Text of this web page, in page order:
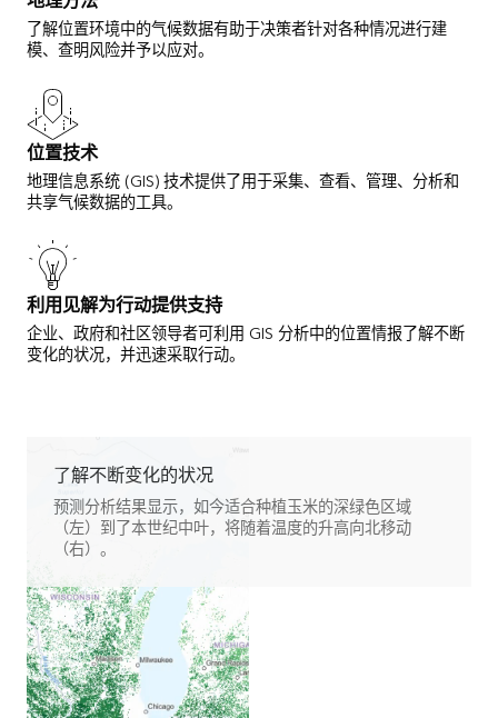
了解位置环境中的气候数据有助于决策者针对各种情况进行建
模、查明风险并予以应对。
位置技术
地理信息系统 (GIS) 技术提供了用于采集、查看、管理、分析和
共享气候数据的工具。
利用见解为行动提供支持
企业、政府和社区领导者可利用 GIS 分析中的位置情报了解不断
变化的状况，并迅速采取行动。
了解不断变化的状况
预测分析结果显示，如今适合种植玉米的深绿色区域
（左）到了本世纪中叶，将随着温度的升高向北移动
（右）。